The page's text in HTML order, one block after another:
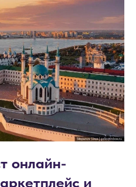
онлайн-
и